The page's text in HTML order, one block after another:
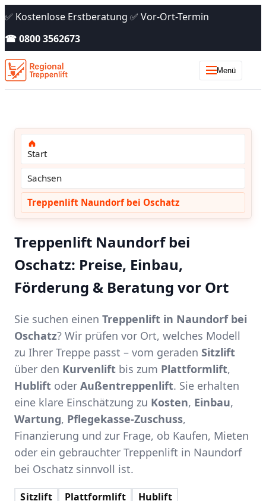
✅ Kostenlose Erstberatung ✅ Vor-Ort-Termin
☎ 0800 3562673
Menü
Start
Sachsen
Treppenlift Naundorf bei Oschatz
Treppenlift Naundorf bei
Oschatz: Preise, Einbau,
Förderung & Beratung vor Ort
Sie suchen einen Treppenlift in Naundorf bei
Oschatz? Wir prüfen vor Ort, welches Modell
zu Ihrer Treppe passt – vom geraden Sitzlift
über den Kurvenlift bis zum Plattformlift,
Hublift oder Außentreppenlift. Sie erhalten
eine klare Einschätzung zu Kosten, Einbau,
Wartung, Pflegekasse-Zuschuss,
Finanzierung und zur Frage, ob Kaufen, Mieten
oder ein gebrauchter Treppenlift in Naundorf
bei Oschatz sinnvoll ist.
Sitzlift Plattformlift
Hublift